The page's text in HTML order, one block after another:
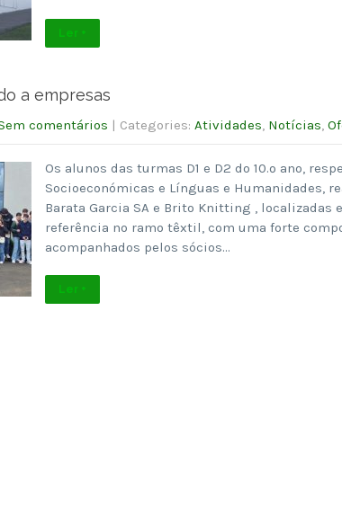
Ler +
a empresas
comentários | Categories: Atividades, Notícias,
Os alunos das turmas D1 e D2 do 10.º ano,
Socioeconómicas e Línguas e Humanidades,
Barata Garcia SA e Brito Knitting , localizadas
referência no ramo têxtil, com uma forte
acompanhados pelos sócios…
Ler +